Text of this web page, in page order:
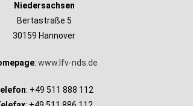
Niedersachsen
Bertastraße 5
30159 Hannover
: www.lfv-nds.de
: +49 511 888 112